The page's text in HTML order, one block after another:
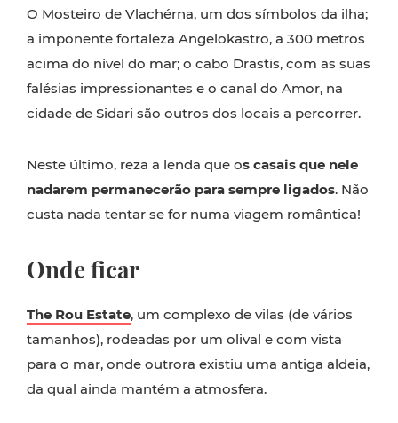
O Mosteiro de Vlachérna, um dos símbolos da ilha;
a imponente fortaleza Angelokastro, a 300 metros
acima do nível do mar; o cabo Drastis, com as suas
falésias impressionantes e o canal do Amor, na
cidade de Sidari são outros dos locais a percorrer.
Neste último, reza a lenda que os casais que nele
nadarem permanecerão para sempre ligados. Não
custa nada tentar se for numa viagem romântica!
Onde ficar
The Rou Estate, um complexo de vilas (de vários
tamanhos), rodeadas por um olival e com vista
para o mar, onde outrora existiu uma antiga aldeia,
da qual ainda mantém a atmosfera.